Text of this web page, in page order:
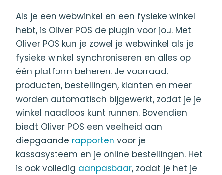
Als je een webwinkel en een fysieke winkel
hebt, is Oliver POS de plugin voor jou. Met
Oliver POS kun je zowel je webwinkel als je
fysieke winkel synchroniseren en alles op
één platform beheren. Je voorraad,
producten, bestellingen, klanten en meer
worden automatisch bijgewerkt, zodat je je
winkel naadloos kunt runnen. Bovendien
biedt Oliver POS een veelheid aan
diepgaande rapporten voor je
kassasysteem en je online bestellingen. Het
is ook volledig aanpasbaar, zodat je het je